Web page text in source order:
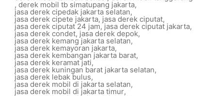
, derek mobil tb simatupang jakarta,
jasa derek cipedak jakarta selatan,
jasa derek cipete jakarta, jasa derek ciputat,
jasa derek ciputat 24 jam,jasa derek ciputat jakarta,
jasa derek condet, jasa derek depok,
jasa derek kemang jakarta selatan,
jasa derek kemayoran jakarta,
jasa derek kembangan jakarta barat,
jasa derek keramat jati,
jasa derek kuningan barat jakarta selatan,
jasa derek lebak bulus,
jasa derek mobil di jakarta selatan,
jasa derek mobil di jakarta timur,